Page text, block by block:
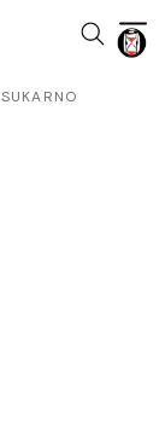
SUKARNO